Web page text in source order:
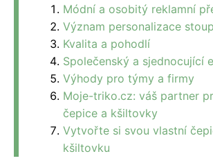
Módní a osobitý reklamní
Význam personalizace
Kvalita a pohodlí
Společenský a sjednocující
Výhody pro týmy a firmy
Moje-triko.cz: váš partner
čepice a kšiltovky
Vytvořte si svou vlastní
kšiltovku